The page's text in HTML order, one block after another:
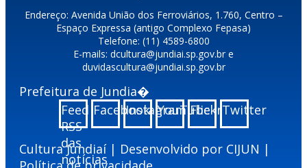
Endereço: Avenida União dos Ferroviários, 1.760, Centro –
Espaço Expressa (antigo Complexo Fepasa)
Telefone: (11) 4589-6800
E-mails: dcultura@jundiai.sp.gov.br e
duvidascultura@jundiai.sp.gov.br
Prefeitura de Jundia�
Feed
RSS
das
notícias
FacebookInstagram
YouTube
FlickrTwitter
Cultura Jundiaí | Desenvolvido por CIJUN |